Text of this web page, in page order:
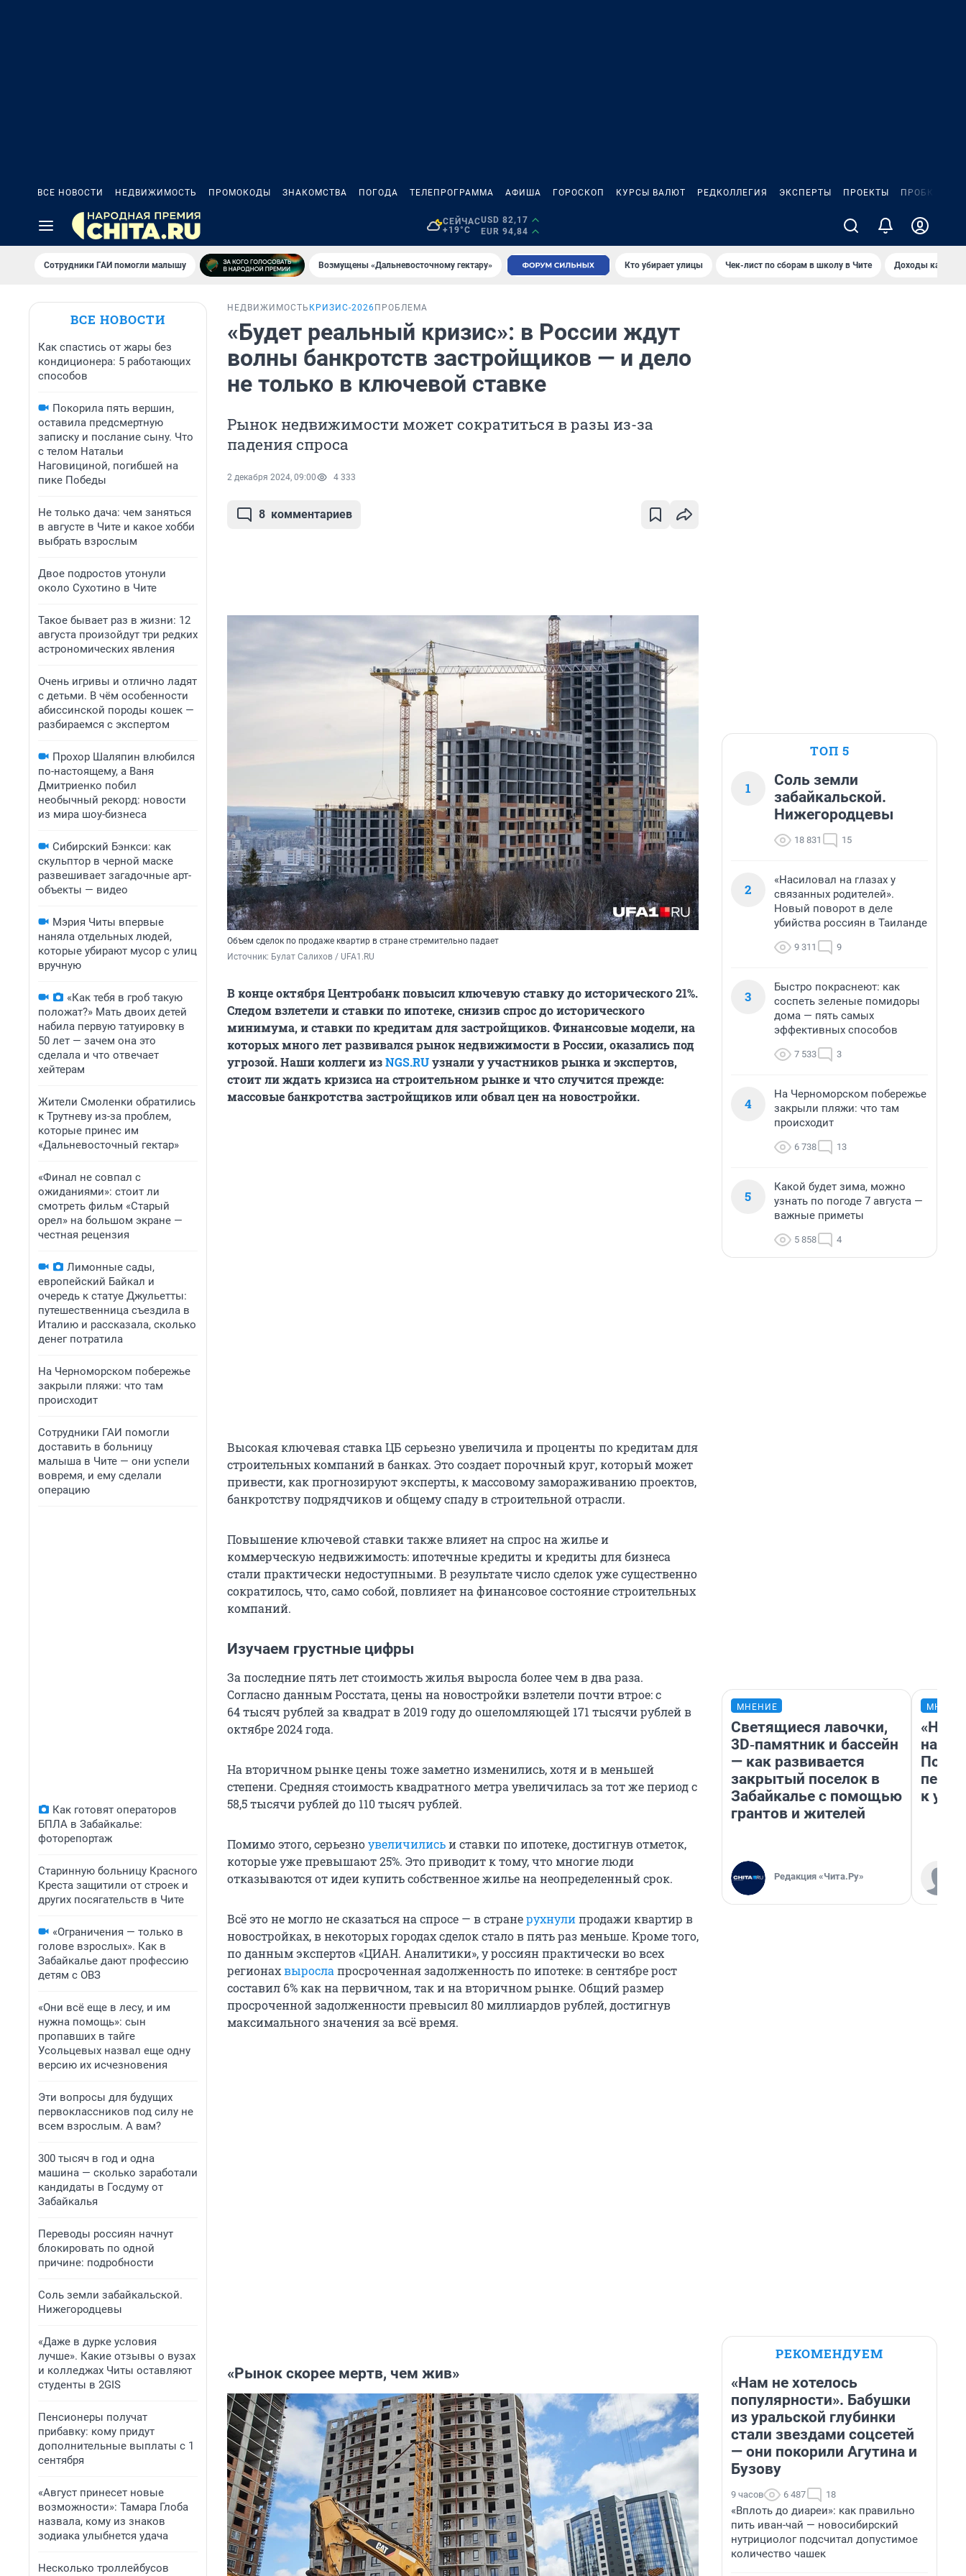
ВСЕ НОВОСТИ НЕДВИЖИМОСТЬ ПРОМОКОДЫ ЗНАКОМСТВА ПОГОДА ТЕЛЕПРОГРАММА АФИША ГОРОСКОП КУРСЫ ВАЛЮТ РЕДКОЛЛЕГИЯ ЭКСПЕРТЫ ПРОЕКТЫ ПРОБКИ
СЕЙЧАС
+19°C
USD 82,17
EUR 94,84
Сотрудники ГАИ помогли малышу Возмущены «Дальневосточному гектару» Кто убирает улицы Чек-лист по сборам в школу в Чите Доходы
ВСЕ НОВОСТИ
Как спастись от жары без
кондиционера: 5 работающих
способов
Покорила пять вершин,
оставила предсмертную
записку и послание сыну. Что
с телом Натальи
Наговициной, погибшей на
пике Победы
Не только дача: чем заняться
в августе в Чите и какое хобби
выбрать взрослым
Двое подростов утонули
около Сухотино в Чите
Такое бывает раз в жизни: 12
августа произойдут три редких
астрономических явления
Очень игривы и отлично ладят
с детьми. В чём особенности
абиссинской породы кошек —
разбираемся с экспертом
Прохор Шаляпин влюбился
по-настоящему, а Ваня
Дмитриенко побил
необычный рекорд: новости
из мира шоу-бизнеса
Сибирский Бэнкси: как
скульптор в черной маске
развешивает загадочные арт-
объекты — видео
Мэрия Читы впервые
наняла отдельных людей,
которые убирают мусор с улиц
вручную
«Как тебя в гроб такую
положат?» Мать двоих детей
набила первую татуировку в
50 лет — зачем она это
сделала и что отвечает
хейтерам
Жители Смоленки обратились
к Трутневу из-за проблем,
которые принес им
«Дальневосточный гектар»
«Финал не совпал с
ожиданиями»: стоит ли
смотреть фильм «Старый
орел» на большом экране —
честная рецензия
Лимонные сады,
европейский Байкал и
очередь к статуе Джульетты:
путешественница съездила в
Италию и рассказала, сколько
денег потратила
На Черноморском побережье
закрыли пляжи: что там
происходит
Сотрудники ГАИ помогли
доставить в больницу
малыша в Чите — они успели
вовремя, и ему сделали
операцию
Как готовят операторов
БПЛА в Забайкалье:
фоторепортаж
Старинную больницу Красного
Креста защитили от строек и
других посягательств в Чите
«Ограничения — только в
голове взрослых». Как в
Забайкалье дают профессию
детям с ОВЗ
«Они всё еще в лесу, и им
нужна помощь»: сын
пропавших в тайге
Усольцевых назвал еще одну
версию их исчезновения
Эти вопросы для будущих
первоклассников под силу не
всем взрослым. А вам?
300 тысяч в год и одна
машина — сколько заработали
кандидаты в Госдуму от
Забайкалья
Переводы россиян начнут
блокировать по одной
причине: подробности
Соль земли забайкальской.
Нижегородцевы
«Даже в дурке условия
лучше». Какие отзывы о вузах
и колледжах Читы оставляют
студенты в 2GIS
Пенсионеры получат
прибавку: кому придут
дополнительные выплаты с 1
сентября
«Август принесет новые
возможности»: Тамара Глоба
назвала, кому из знаков
зодиака улыбнется удача
Несколько троллейбусов
НЕДВИЖИМОСТЬ КРИЗИС-2026 ПРОБЛЕМА
«Будет реальный кризис»: в России ждут
волны банкротств застройщиков — и дело
не только в ключевой ставке
Рынок недвижимости может сократиться в разы из-за
падения спроса
2 декабря 2024, 09:00 4 333
8 комментариев
Объем сделок по продаже квартир в стране стремительно падает
Источник: Булат Салихов / UFA1.RU
В конце октября Центробанк повысил ключевую ставку до исторического 21%.
Следом взлетели и ставки по ипотеке, снизив спрос до исторического
минимума, и ставки по кредитам для застройщиков. Финансовые модели, на
которых много лет развивался рынок недвижимости в России, оказались под
угрозой. Наши коллеги изNGS.RUузнали у участников рынка и экспертов,
стоит ли ждать кризиса на строительном рынке и что случится прежде:
массовые банкротства застройщиков или обвал цен на новостройки.
Высокая ключевая ставка ЦБ серьезно увеличила и проценты по кредитам для
строительных компаний в банках. Это создает порочный круг, который может
привести, как прогнозируют эксперты, к массовому замораживанию проектов,
банкротству подрядчиков и общему спаду в строительной отрасли.
Повышение ключевой ставки также влияет на спрос на жилье и
коммерческую недвижимость: ипотечные кредиты и кредиты для бизнеса
стали практически недоступными. В результате число сделок уже существенно
сократилось, что, само собой, повлияет на финансовое состояние строительных
компаний.
Изучаем грустные цифры
За последние пять лет стоимость жилья выросла более чем в два раза.
Согласно данным Росстата, цены на новостройки взлетели почти втрое: с
64 тысяч рублей за квадрат в 2019 году до ошеломляющей 171 тысячи рублей в
октябре 2024 года.
На вторичном рынке цены тоже заметно изменились, хотя и в меньшей
степени. Средняя стоимость квадратного метра увеличилась за тот же период с
58,5 тысячи рублей до 110 тысяч рублей.
Помимо этого, серьезноувеличилисьи ставки по ипотеке, достигнув отметок,
которые уже превышают 25%. Это приводит к тому, что многие люди
отказываются от идеи купить собственное жилье на неопределенный срок.
Всё это не могло не сказаться на спросе — в странерухнулипродажи квартир в
новостройках, в некоторых городах сделок стало в пять раз меньше. Кроме того,
по данным экспертов «ЦИАН. Аналитики», у россиян практически во всех
регионахвыросла просроченная задолженность по ипотеке: в сентябре рост
составил 6% как на первичном, так и на вторичном рынке. Общий размер
просроченной задолженности превысил 80 миллиардов рублей, достигнув
максимального значения за всё время.
«Рынок скорее мертв, чем жив»
ТОП 5
1
Соль земли
забайкальской.
Нижегородцевы
18 831 15
2
«Насиловал на глазах у
связанных родителей».
Новый поворот в деле
убийства россиян в Таиланде
9 311 9
3
Быстро покраснеют: как
соспеть зеленые помидоры
дома — пять самых
эффективных способов
7 533 3
4
На Черноморском побережье
закрыли пляжи: что там
происходит
6 738 13
5
Какой будет зима, можно
узнать по погоде 7 августа —
важные приметы
5 858 4
МНЕНИЕ
Светящиеся лавочки,
3D‑памятник и бассейн
— как развивается
закрытый поселок в
Забайкалье с помощью
грантов и жителей
Редакция «Чита.Ру»
надо
к
РЕКОМЕНДУЕМ
«Нам не хотелось
популярности». Бабушки
из уральской глубинки
стали звездами соцсетей
— они покорили Агутина и
Бузову
9 часов 6 487 18
«Вплоть до диареи»: как правильно
пить иван-чай — новосибирский
нутрициолог подсчитал допустимое
количество чашек